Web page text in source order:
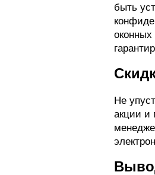
быть
Не
акции и